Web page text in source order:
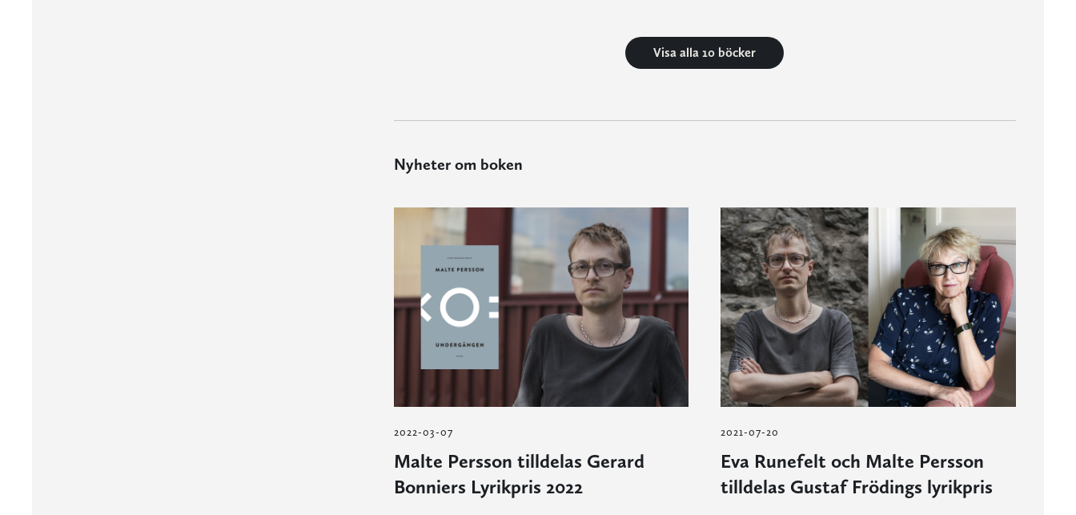
Visa alla 10 böcker
Nyheter om boken
2022-03-07
Malte Persson tilldelas Gerard
Bonniers Lyrikpris 2022
2021-07-20
Eva Runefelt och Malte Persson
tilldelas Gustaf Frödings lyrikpris